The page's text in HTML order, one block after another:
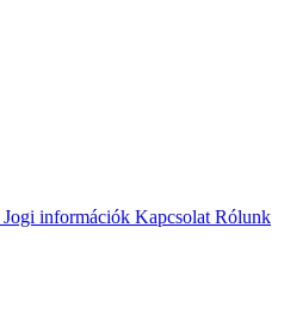
Jogi információk Kapcsolat Rólunk